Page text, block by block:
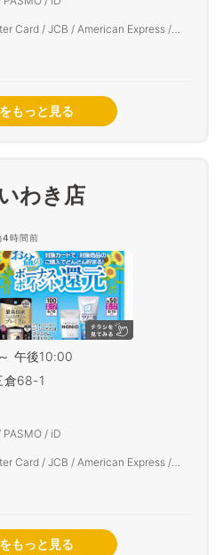
Card / JCB / American Express /
もっと見る
わき店
4時間前
午後10:00
倉68-1
/ iD
Card / JCB / American Express /
もっと見る